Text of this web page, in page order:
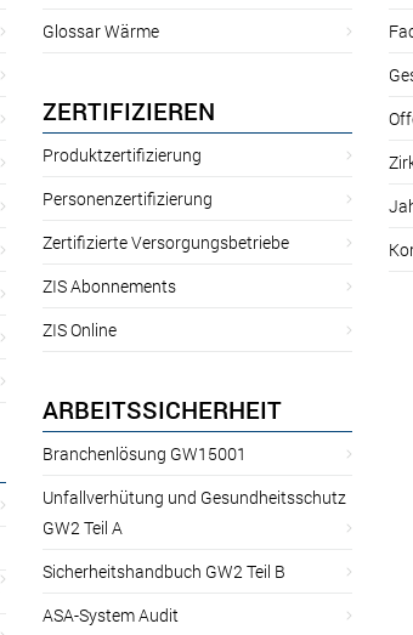
Glossar Wärme
ZERTIFIZIEREN
Produktzertifizierung
Personenzertifizierung
Zertifizierte Versorgungsbetriebe
ZIS Abonnements
ZIS Online
ARBEITSSICHERHEIT
Branchenlösung GW15001
Unfallverhütung und Gesundheitsschutz
GW2 Teil A
Sicherheitshandbuch GW2 Teil B
ASA-System Audit